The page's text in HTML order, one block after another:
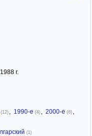
г.
(12) 1990-е (4) 2000-е (6)
(1)